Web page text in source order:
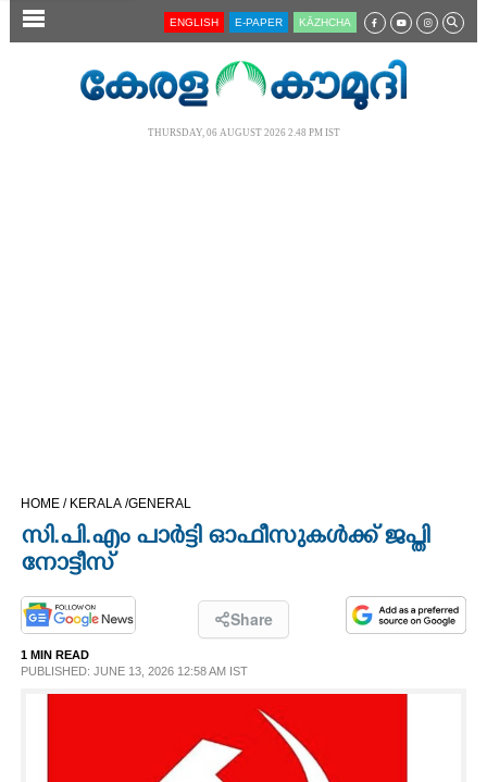
SECTIONS
CINEMA
OPINION
PHOTOS
LIFESTYLE
ENGLISH E-PAPER KĀZHCHA
THURSDAY, 06 AUGUST 2026 2.48 PM IST
HOME / KERALA /GENERAL
സി.പി.എം പാർട്ടി ഓഫീസുകൾക്ക് ജപ്തി
നോട്ടീസ്
Share
1 MIN READ
PUBLISHED: JUNE 13, 2026 12:58 AM IST